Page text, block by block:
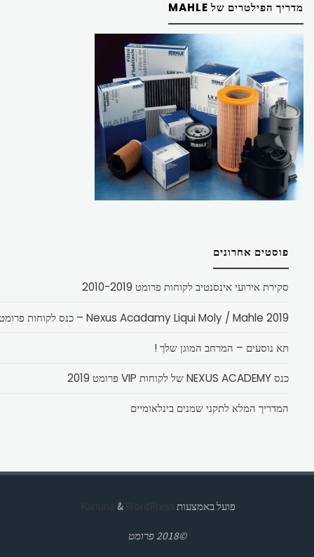
מדריך הפילטרים של MAHLE
פוסטים אחרונים
סקירת אירועי אינסנטיב לקוחות פרומט 2010-2019
Nexus Acadamy Liqui Moly / Mahle 2019 – כנס לקוחות פרומט
תא נוסעים – המרחב המוגן שלך !
כנס NEXUS ACADEMY של לקוחות VIP פרומט 2019
המדריך המלא לתקני שמנים בינלאומיים
פועל באמצעות & WordPress.
©2018 פרומט